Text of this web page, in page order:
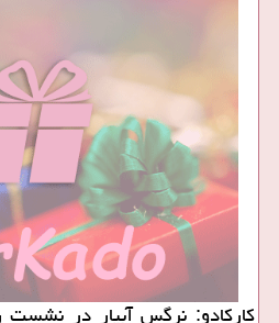
کارکادو: نرگس آبیار در نشست